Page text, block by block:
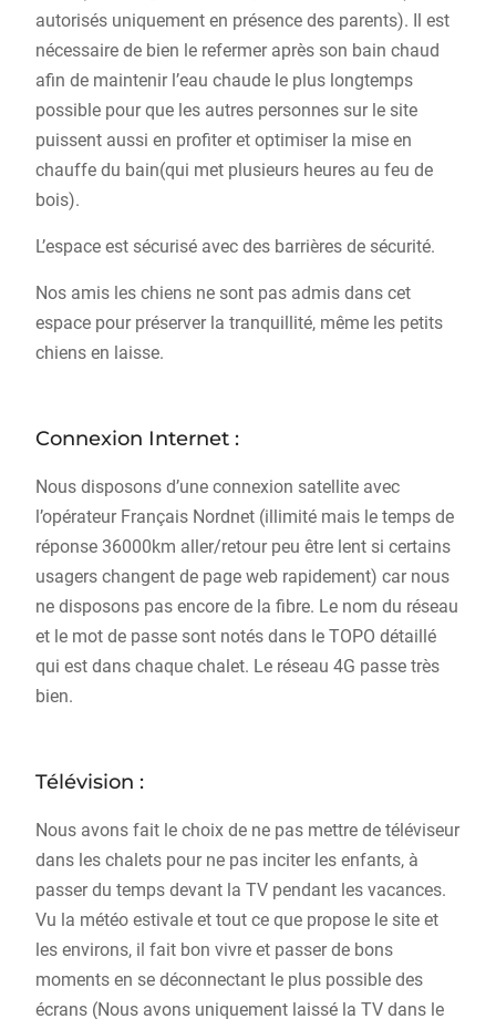
autorisés uniquement en présence des parents). Il est
nécessaire de bien le refermer après son bain chaud
afin de maintenir l’eau chaude le plus longtemps
possible pour que les autres personnes sur le site
puissent aussi en profiter et optimiser la mise en
chauffe du bain(qui met plusieurs heures au feu de
bois).
L’espace est sécurisé avec des barrières de sécurité.
Nos amis les chiens ne sont pas admis dans cet
espace pour préserver la tranquillité, même les petits
chiens en laisse.
Connexion Internet :
Nous disposons d’une connexion satellite avec
l’opérateur Français Nordnet (illimité mais le temps de
réponse 36000km aller/retour peu être lent si certains
usagers changent de page web rapidement) car nous
ne disposons pas encore de la fibre. Le nom du réseau
et le mot de passe sont notés dans le TOPO détaillé
qui est dans chaque chalet. Le réseau 4G passe très
bien.
Télévision :
Nous avons fait le choix de ne pas mettre de téléviseur
dans les chalets pour ne pas inciter les enfants, à
passer du temps devant la TV pendant les vacances.
Vu la météo estivale et tout ce que propose le site et
les environs, il fait bon vivre et passer de bons
moments en se déconnectant le plus possible des
écrans (Nous avons uniquement laissé la TV dans le